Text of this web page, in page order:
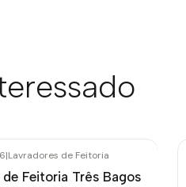
|Lavradores de Feitoria
Feitoria Três Bagos